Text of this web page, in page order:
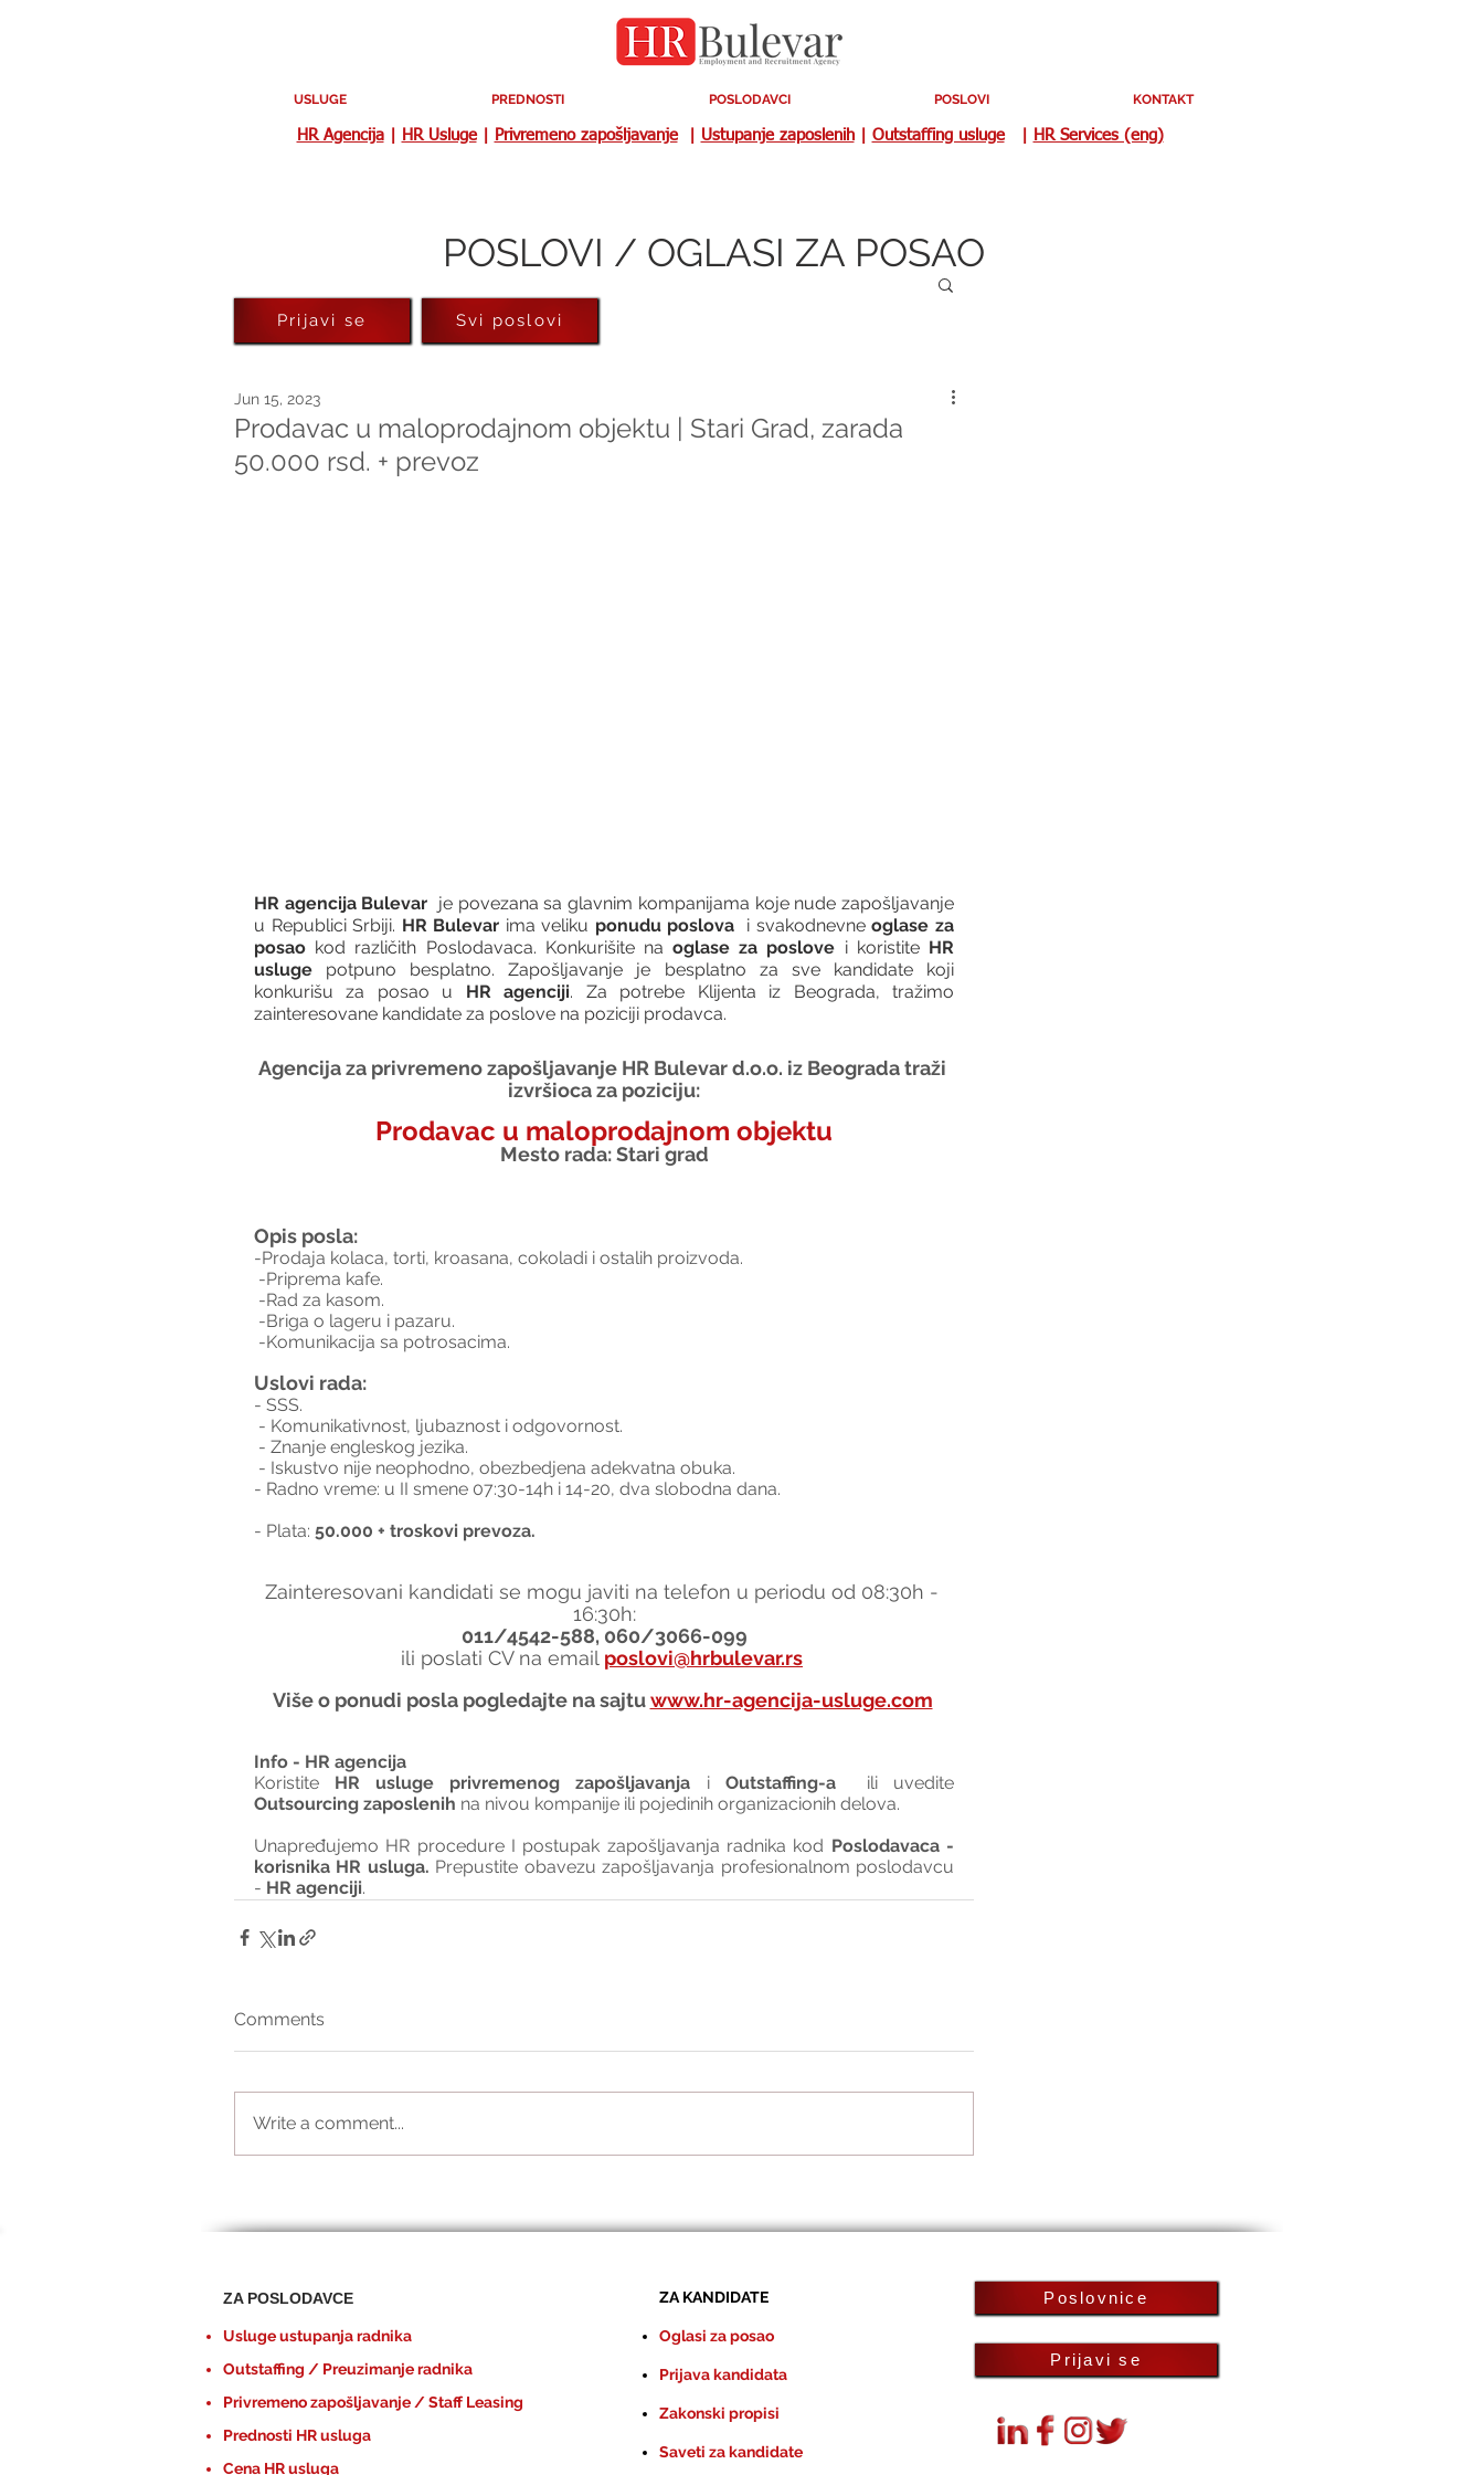
USLUGE PREDNOSTI POSLODAVCI POSLOVI KONTAKT
HR Agencija| HR Usluge| Privremeno zapošljavanje| Ustupanje zaposlenih| Outstaffing usluge| HR Services (eng)
POSLOVI / OGLASI ZA POSAO
Prodavac u maloprodajnom objektu | Stari Grad, zarada
50.000 rsd. + prevoz
Jun 15, 2023
HR agencija Bulevar
  je povezana sa glavnim kompanijama koje nude zapošljavanje
u Republici Srbiji. HR Bulevar ima veliku ponudu poslova
  i svakodnevne
oglase za
posao kod različith Poslodavaca. Konkurišite na oglase za poslove i koristite HR
usluge potpuno besplatno. Zapošljavanje je besplatno za sve kandidate koji
konkurišu za posao u HR agenciji. Za potrebe Klijenta iz Beograda, tražimo
zainteresovane kandidate za poslove na poziciji prodavca.
Agencija za privremeno zapošljavanje HR Bulevar d.o.o. iz Beograda traži
izvršioca za poziciju:
Prodavac u maloprodajnom objektu
Mesto rada: Stari grad
Opis posla:
-Prodaja kolaca, torti, kroasana, cokoladi i ostalih proizvoda.
-Priprema kafe.
-Rad za kasom.
-Briga o lageru i pazaru.
-Komunikacija sa potrosacima.
Uslovi rada:
- SSS.
- Komunikativnost, ljubaznost i odgovornost.
- Znanje engleskog jezika.
- Iskustvo nije neophodno, obezbedjena adekvatna obuka.
- Radno vreme: u II smene 07:30-14h i 14-20, dva slobodna dana.
- Plata: 50.000 + troskovi prevoza.
Zainteresovani kandidati se mogu javiti na telefon u periodu od 08:30h -
16:30h:
011/4542-588, 060/3066-099
ili poslati CV na email poslovi@hrbulevar.rs
Više o ponudi posla pogledajte na sajtu www.hr-agencija-usluge.com
Info - HR agencija
Koristite HR usluge privremenog zapošljavanja i Outstaffing-a
Outsourcing zaposlenih na nivou kompanije ili pojedinih organizacionih delova.
Unapređujemo HR procedure I postupak zapošljavanja radnika kod Poslodavaca -
korisnika HR usluga. Prepustite obavezu zapošljavanja profesionalnom poslodavcu
- HR agenciji.
Comments
Write a comment...
Prijavi se Svi poslovi
ZA POSLODAVCE
Usluge ustupanja radnika
Outstaffing / Preuzimanje radnika
Privremeno zapošljavanje / Staff Leasing
Prednosti HR usluga
Cena HR usluga
ZA KANDIDATE
Oglasi za posao
Prijava kandidata
Zakonski propisi
Saveti za kandidate
Poslovnice
Prijavi se